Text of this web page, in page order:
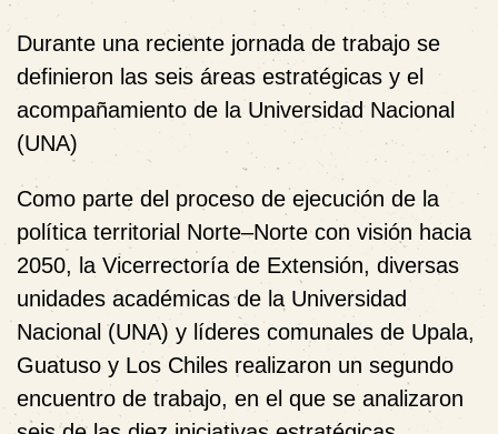
Durante una reciente jornada de trabajo se
definieron las seis áreas estratégicas y el
acompañamiento de la Universidad Nacional
(UNA)
Como parte del proceso de ejecución de la
política territorial Norte–Norte con visión hacia
2050, la Vicerrectoría de Extensión, diversas
unidades académicas de la Universidad
Nacional (UNA) y líderes comunales de Upala,
Guatuso y Los Chiles realizaron un segundo
encuentro de trabajo, en el que se analizaron